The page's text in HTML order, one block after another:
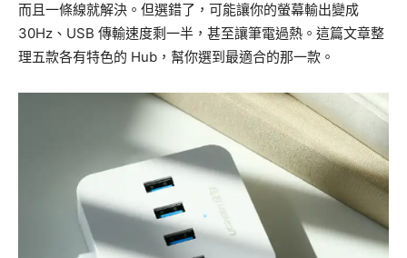
而且一條線就解決。但選錯了，可能讓你的螢幕輸出變成
30Hz、USB 傳輸速度剩一半，甚至讓筆電過熱。這篇文章整
理五款各有特色的 Hub，幫你選到最適合的那一款。